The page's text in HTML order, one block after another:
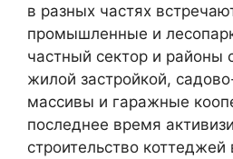
в разных частях
промышленные и
частный сектор и районы
жилой застройкой,
массивы и гаражные
последнее время
строительство коттеджей